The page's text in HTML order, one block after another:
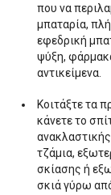
που να
μπαταρία,
εφεδρική
ψύξη,
αντικείμενα.
Κοιτάξτε τα
κάνετε το
τζάμια,
σκίασης ή
σκιά γύρω